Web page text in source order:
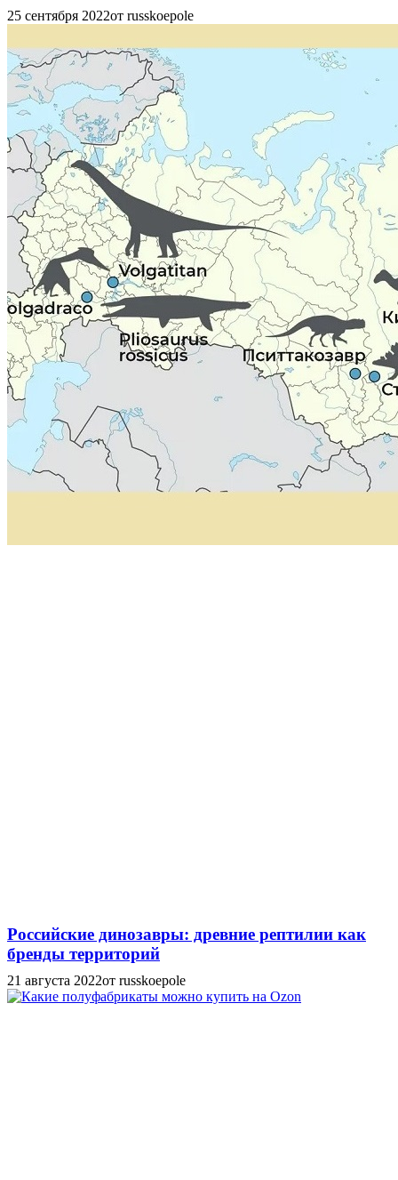
25 сентября 2022от russkoepole
Российские динозавры: древние рептилии как
бренды территорий
21 августа 2022от russkoepole